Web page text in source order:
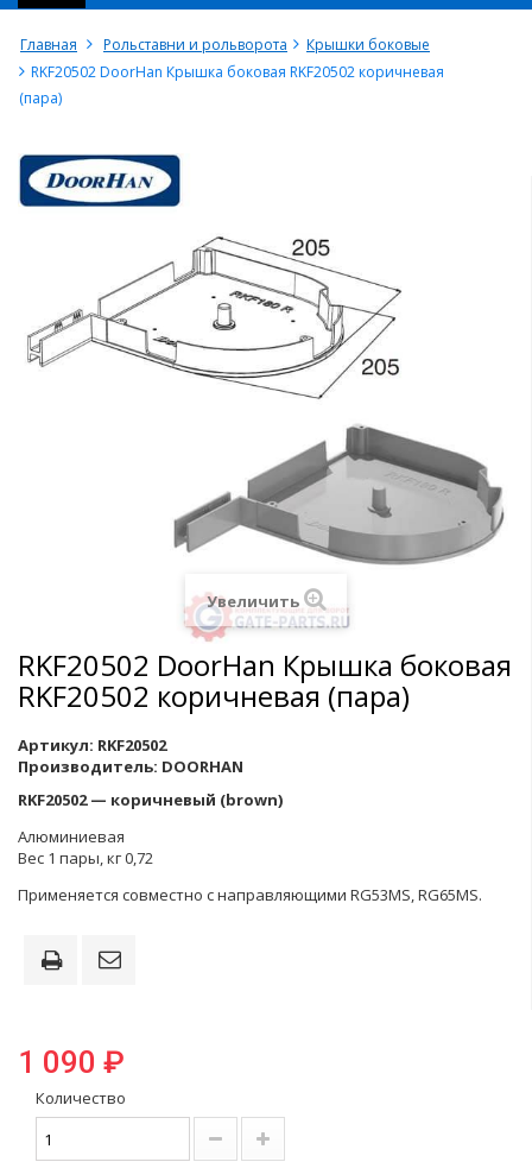
Главная Рольставни и рольворота
Крышки боковые
RKF20502 DoorHan Крышка боковая RKF20502 коричневая
(пара)
Увеличить
RKF20502 DoorHan Крышка боковая
RKF20502 коричневая (пара)
Артикул: RKF20502
Производитель: DOORHAN
RKF20502 — коричневый (brown)
Алюминиевая
Вес 1 пары, кг 0,72
Применяется совместно с направляющими RG53MS, RG65MS.
1 090 ₽
Количество